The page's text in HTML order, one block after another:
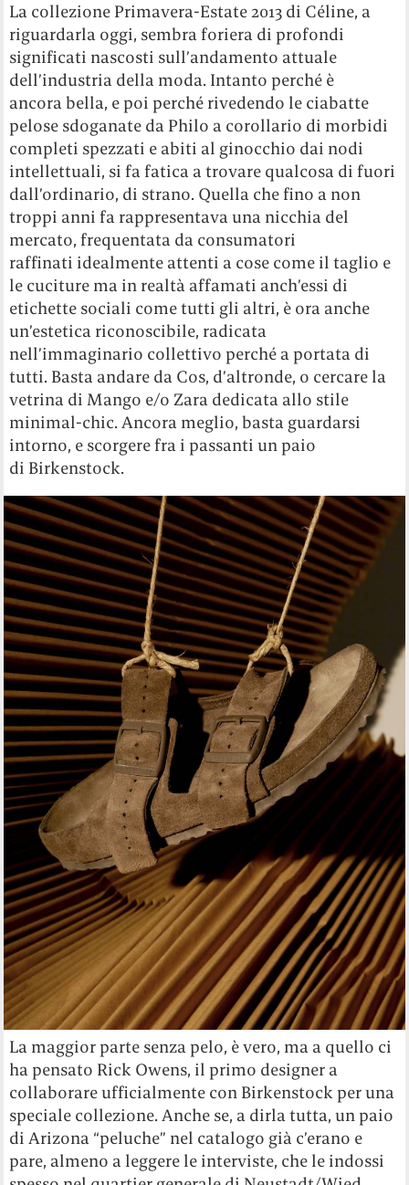
La collezione Primavera-Estate 2013 di Céline, a
riguardarla oggi, sembra foriera di profondi
significati nascosti sull’andamento attuale
dell’industria della moda. Intanto perché è
ancora bella, e poi perché rivedendo le ciabatte
pelose sdoganate da Philo a corollario di morbidi
completi spezzati e abiti al ginocchio dai nodi
intellettuali, si fa fatica a trovare qualcosa di fuori
dall’ordinario, di strano. Quella che fino a non
troppi anni fa rappresentava una nicchia del
mercato, frequentata da consumatori
raffinati idealmente attenti a cose come il taglio e
le cuciture ma in realtà affamati anch’essi di
etichette sociali come tutti gli altri, è ora anche
un’estetica riconoscibile, radicata
nell’immaginario collettivo perché a portata di
tutti. Basta andare da Cos, d’altronde, o cercare la
vetrina di Mango e/o Zara dedicata allo stile
minimal-chic. Ancora meglio, basta guardarsi
intorno, e scorgere fra i passanti un paio
di Birkenstock.
La maggior parte senza pelo, è vero, ma a quello ci
ha pensato Rick Owens, il primo designer a
collaborare ufficialmente con Birkenstock per una
speciale collezione. Anche se, a dirla tutta, un paio
di Arizona “peluche” nel catalogo già c’erano e
pare, almeno a leggere le interviste, che le indossi